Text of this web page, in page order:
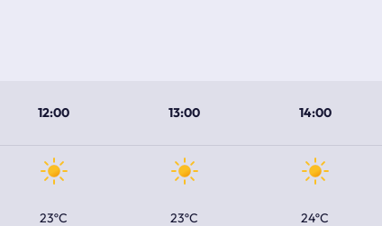
12:00 13:00 14:00
23ºC 23ºC 24ºC